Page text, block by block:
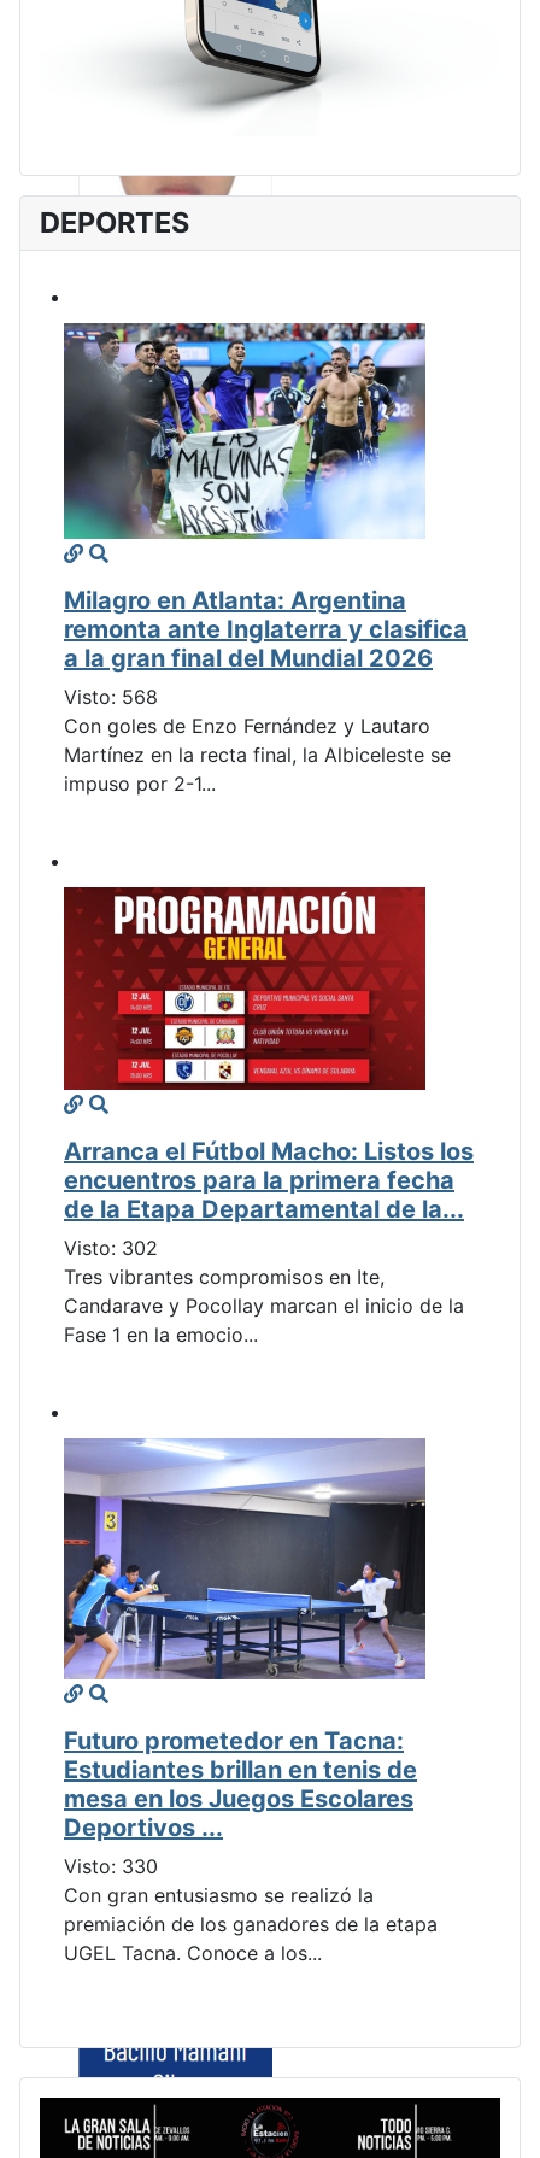
DEPORTES
Milagro en Atlanta: Argentina
remonta ante Inglaterra y clasifica
a la gran final del Mundial 2026
Visto: 568
Con goles de Enzo Fernández y Lautaro
Martínez en la recta final, la Albiceleste se
impuso por 2-1...
Arranca el Fútbol Macho: Listos los
encuentros para la primera fecha
de la Etapa Departamental de la...
Visto: 302
Tres vibrantes compromisos en Ite,
Candarave y Pocollay marcan el inicio de la
Fase 1 en la emocio...
Futuro prometedor en Tacna:
Estudiantes brillan en tenis de
mesa en los Juegos Escolares
Deportivos ...
Visto: 330
Con gran entusiasmo se realizó la
premiación de los ganadores de la etapa
UGEL Tacna. Conoce a los...